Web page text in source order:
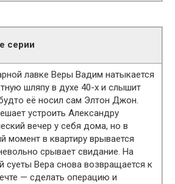
серии
лавке Веры Вадим натыкается
шляпу в духе 40-х и слышит
её носил сам Элтон Джон.
устроить Александру
вечер у себя дома, но в
момент в квартиру врывается
срывает свидание. На
суеты Вера снова возвращается к
— сделать операцию и